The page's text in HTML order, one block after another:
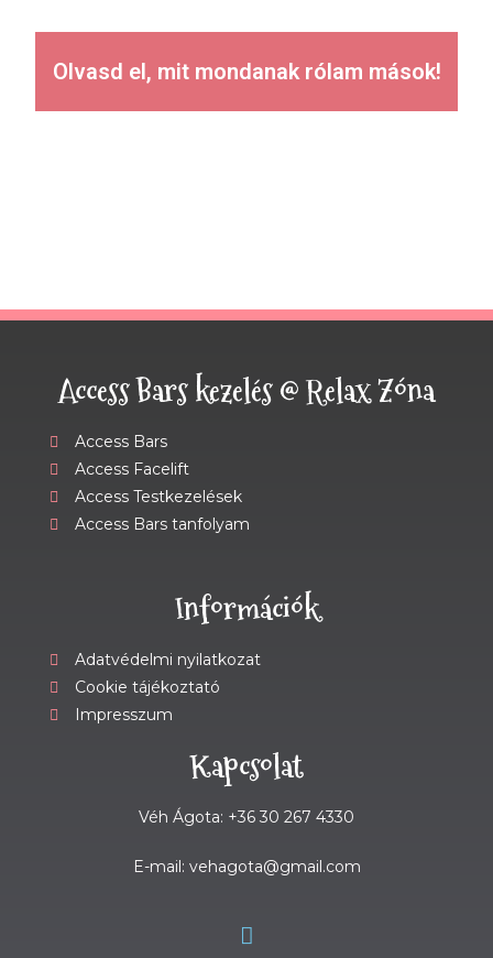
Olvasd el, mit mondanak rólam mások!
Access Bars kezelés @ Relax Zóna
Access Bars
Access Facelift
Access Testkezelések
Access Bars tanfolyam
Információk
Adatvédelmi nyilatkozat
Cookie tájékoztató
Impresszum
Kapcsolat
Véh Ágota: +36 30 267 4330
E-mail: vehagota@gmail.com